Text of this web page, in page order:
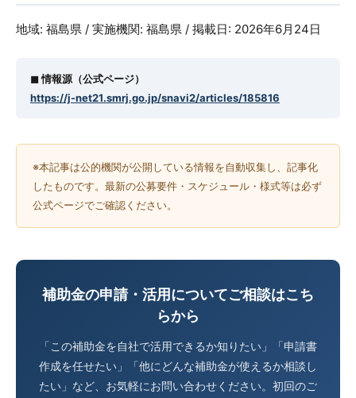
地域: 福島県 / 実施機関: 福島県 / 掲載日: 2026年6月24日
◼︎ 情報源（公式ページ）
https://j-net21.smrj.go.jp/snavi2/articles/185816
※本記事は公的機関が公開している情報を自動収集し、記事化
したものです。最新の公募要件・スケジュール・様式等は必ず
公式ページでご確認ください。
補助金の申請・活用についてご相談はこち
らから
「この補助金を自社で活用できるか知りたい」「申請書
作成を任せたい」「他にどんな補助金が使えるか相談し
たい」など、お気軽にお問い合わせください。初回のご